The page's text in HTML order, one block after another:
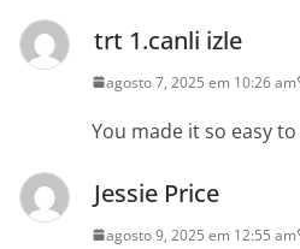
trt 1.canli izle
agosto 7, 2025 em 10:26 am
You made it so easy
Jessie Price
agosto 9, 2025 em 12:55 am